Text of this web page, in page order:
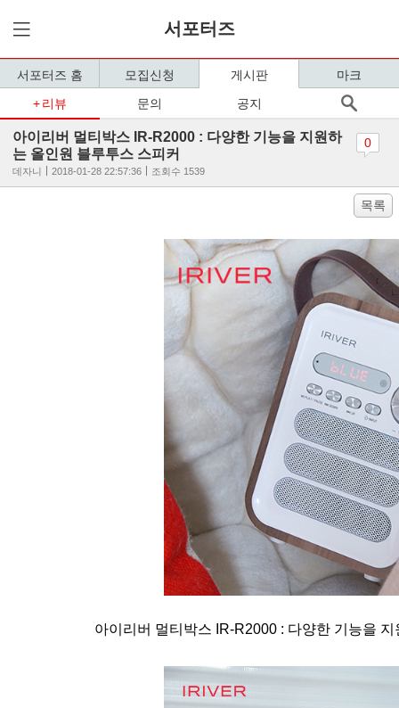
서포터즈
서포터즈 홈 모집신청 게시판
마크
리뷰
문의 공지
아이리버 멀티박스 IR-R2000 : 다양한 기능을 지원하
는 올인원 블루투스 스피커
데자니 2018-01-28 22:57:36 조회수 1539
0
목록
아이리버 멀티박스 IR-R2000 : 다양한 기능을